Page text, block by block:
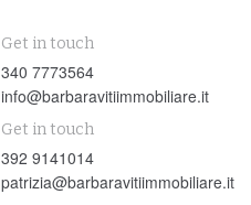
Get in touch
340 7773564
info@barbaravitiimmobiliare.it
Get in touch
392 9141014
patrizia@barbaravitiimmobiliare.it